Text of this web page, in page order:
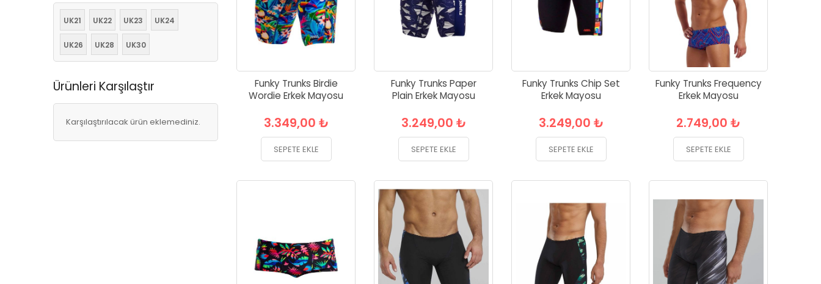
Funky Trunks Birdie
Wordie Erkek Mayosu
3.349,00 ₺
SEPETE EKLE
Funky Trunks Paper
Plain Erkek Mayosu
3.249,00 ₺
SEPETE EKLE
Funky Trunks Chip Set
Erkek Mayosu
3.249,00 ₺
SEPETE EKLE
Funky Trunks Frequency
Erkek Mayosu
2.749,00 ₺
SEPETE EKLE
UK21 UK22 UK23 UK24
UK26 UK28 UK30
Ürünleri Karşılaştır
Karşılaştırılacak ürün eklemediniz.